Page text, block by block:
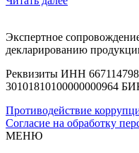
Экспертное
декларированию
Реквизиты ИНН
30101810100000000964
Противодействие
Согласие на обработку
МЕНЮ